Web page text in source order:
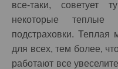
все-таки, советует
некоторые
подстраховки. Теплая
для всех, тем более,
работают все